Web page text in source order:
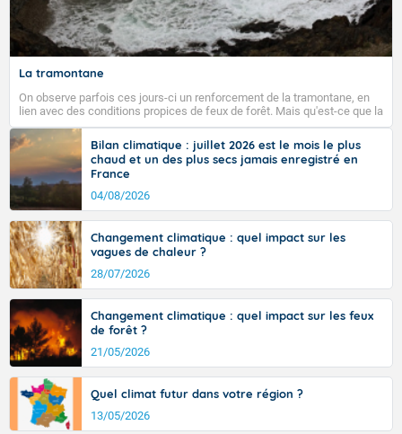
Fermer
La tramontane
On observe parfois ces jours-ci un renforcement de la tramontane, en
lien avec des conditions propices de feux de forêt. Mais qu'est-ce que la
tramontane ? Quelles sont ses caractéristiques ? La tramontane est un
vent turbulent soufflant de secteur nord-ouest à nord, ou ouest à nord-
ouest, dans un secteur qui part du Roussillon à la vallée de l’Aude et à
l’ouest de l’Hérault. L’étymologie de ce vent vient du latin trasmontanus,
signifiant au-delà des monts, en allusion aux régions montagneuses
d’où provient ce vent.
Bilan climatique : juillet 2026 est le mois le plus
chaud et un des plus secs jamais enregistré en
France
04/08/2026
Changement climatique : quel impact sur les
vagues de chaleur ?
28/07/2026
Changement climatique : quel impact sur les feux
de forêt ?
21/05/2026
Quel climat futur dans votre région ?
13/05/2026